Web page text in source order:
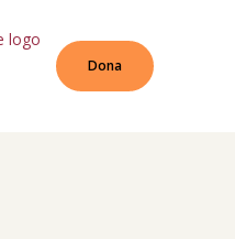
Dona